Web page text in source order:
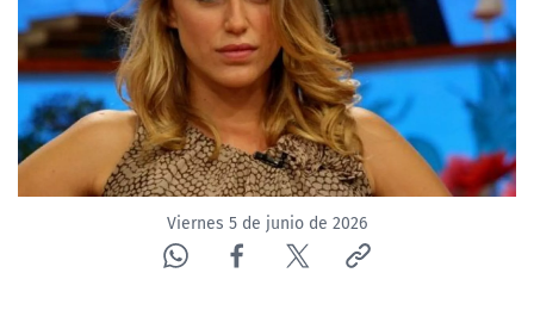
Viernes 5 de junio de 2026